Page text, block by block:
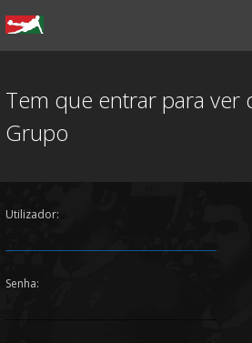
Tem que entrar para ver
Grupo
Utilizador:
Senha: